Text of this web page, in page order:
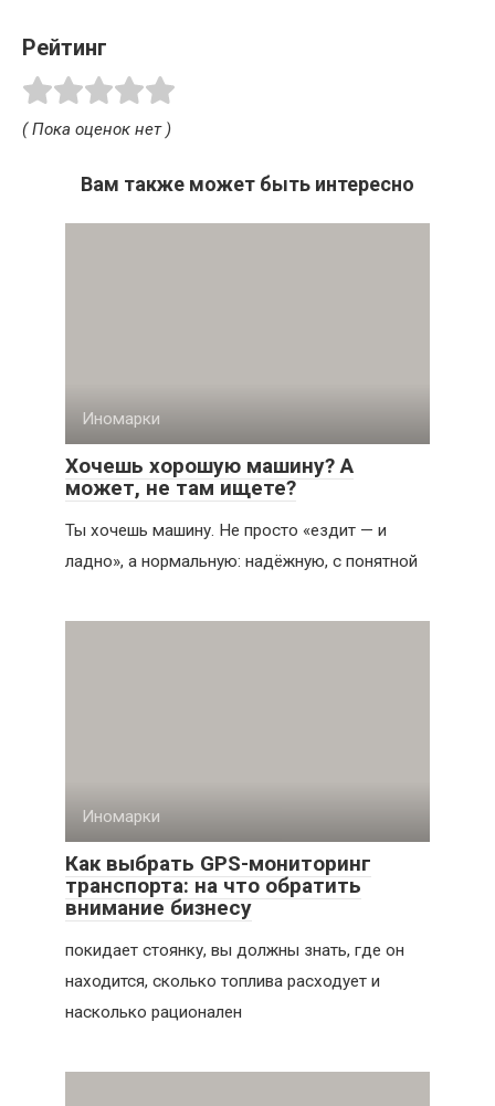
Рейтинг
( Пока оценок нет )
Вам также может быть интересно
Иномарки
Хочешь хорошую машину? А
может, не там ищете?
Ты хочешь машину. Не просто «ездит — и
ладно», а нормальную: надёжную, с понятной
Иномарки
Как выбрать GPS-мониторинг
транспорта: на что обратить
внимание бизнесу
покидает стоянку, вы должны знать, где он
находится, сколько топлива расходует и
насколько рационален